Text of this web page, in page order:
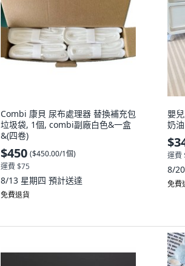
Combi 康貝 尿布處理器 替換補充包
垃圾袋, 1個, combi副廠白色&一盒
&(四卷)
$450 ($450.00/1個)
運費 $75
8/13 星期四 預計送達
免費退貨
嬰
奶
運費
8/20
免費